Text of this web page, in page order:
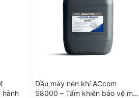
hành
Dầu máy nén khí ACcom
S8000 – Tấm khiên bảo vệ máy